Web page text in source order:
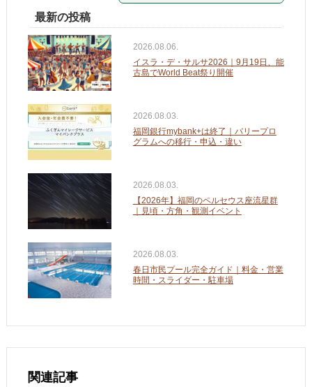
最新の投稿
2026.08.06.
イスラ・デ・サルサ2026｜9月19日、能
古島でWorld Beat祭り開催
2026.08.03.
福岡銀行mybank+は終了｜バリープロ
グラムへの移行・申込・違い
2026.08.03.
【2026年】福岡のペルセウス座流星群
｜見頃・方角・観測イベント
2026.08.03.
春日市民プール完全ガイド｜料金・営業
時間・スライダー・駐車場
関連記事